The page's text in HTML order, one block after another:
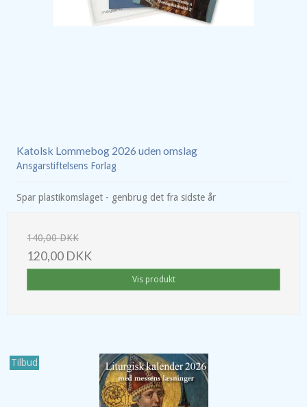
Katolsk Lommebog 2026 uden omslag
Ansgarstiftelsens Forlag
Spar plastikomslaget - genbrug det fra sidste år
140,00 DKK
120,00 DKK
Vis produkt
Tilbud